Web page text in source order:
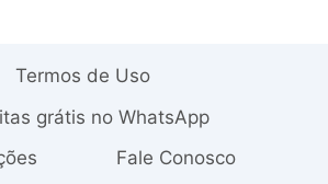
Termos de Uso
grátis no WhatsApp
Fale Conosco